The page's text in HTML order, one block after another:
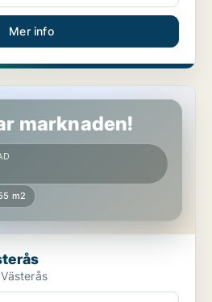
Mer info
marknaden!
m2